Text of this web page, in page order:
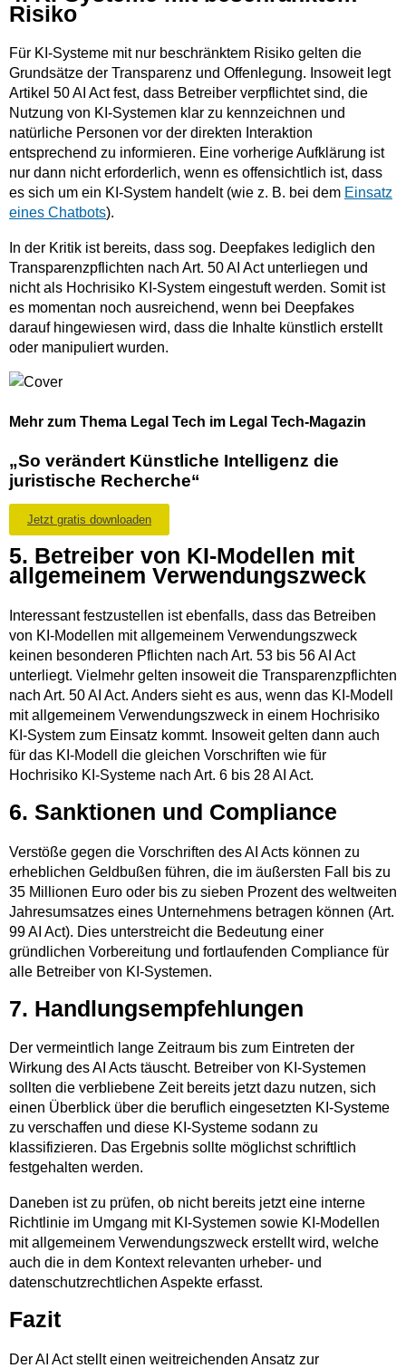
Risiko
Für KI-Systeme mit nur beschränktem Risiko gelten die
Grundsätze der Transparenz und Offenlegung. Insoweit legt
Artikel 50 AI Act fest, dass Betreiber verpflichtet sind, die
Nutzung von KI-Systemen klar zu kennzeichnen und
natürliche Personen vor der direkten Interaktion
entsprechend zu informieren. Eine vorherige Aufklärung ist
nur dann nicht erforderlich, wenn es offensichtlich ist, dass
es sich um ein KI-System handelt (wie z. B. bei dem Einsatz
eines Chatbots).
In der Kritik ist bereits, dass sog. Deepfakes lediglich den
Transparenzpflichten nach Art. 50 AI Act unterliegen und
nicht als Hochrisiko KI-System eingestuft werden. Somit ist
es momentan noch ausreichend, wenn bei Deepfakes
darauf hingewiesen wird, dass die Inhalte künstlich erstellt
oder manipuliert wurden.
Mehr zum Thema Legal Tech im Legal Tech-Magazin
„So verändert Künstliche Intelligenz die
juristische Recherche“
Jetzt gratis downloaden
5. Betreiber von KI-Modellen mit
allgemeinem Verwendungszweck
Interessant festzustellen ist ebenfalls, dass das Betreiben
von KI-Modellen mit allgemeinem Verwendungszweck
keinen besonderen Pflichten nach Art. 53 bis 56 AI Act
unterliegt. Vielmehr gelten insoweit die Transparenzpflichten
nach Art. 50 AI Act. Anders sieht es aus, wenn das KI-Modell
mit allgemeinem Verwendungszweck in einem Hochrisiko
KI-System zum Einsatz kommt. Insoweit gelten dann auch
für das KI-Modell die gleichen Vorschriften wie für
Hochrisiko KI-Systeme nach Art. 6 bis 28 AI Act.
6. Sanktionen und Compliance
Verstöße gegen die Vorschriften des AI Acts können zu
erheblichen Geldbußen führen, die im äußersten Fall bis zu
35 Millionen Euro oder bis zu sieben Prozent des weltweiten
Jahresumsatzes eines Unternehmens betragen können (Art.
99 AI Act). Dies unterstreicht die Bedeutung einer
gründlichen Vorbereitung und fortlaufenden Compliance für
alle Betreiber von KI-Systemen.
7. Handlungsempfehlungen
Der vermeintlich lange Zeitraum bis zum Eintreten der
Wirkung des AI Acts täuscht. Betreiber von KI-Systemen
sollten die verbliebene Zeit bereits jetzt dazu nutzen, sich
einen Überblick über die beruflich eingesetzten KI-Systeme
zu verschaffen und diese KI-Systeme sodann zu
klassifizieren. Das Ergebnis sollte möglichst schriftlich
festgehalten werden.
Daneben ist zu prüfen, ob nicht bereits jetzt eine interne
Richtlinie im Umgang mit KI-Systemen sowie KI-Modellen
mit allgemeinem Verwendungszweck erstellt wird, welche
auch die in dem Kontext relevanten urheber- und
datenschutzrechtlichen Aspekte erfasst.
Fazit
Der AI Act stellt einen weitreichenden Ansatz zur